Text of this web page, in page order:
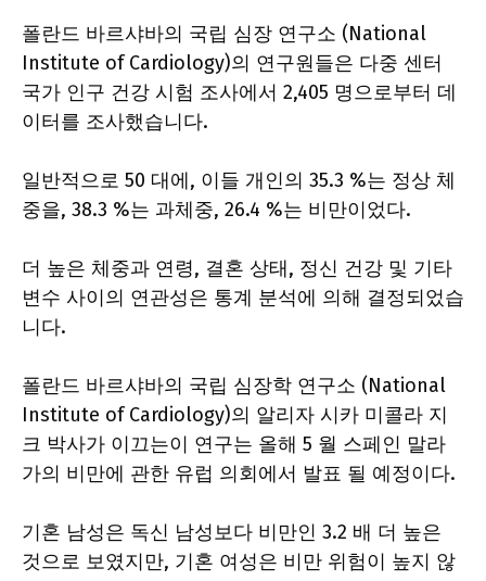
폴란드 바르샤바의 국립 심장 연구소 (National
Institute of Cardiology)의 연구원들은 다중 센터
국가 인구 건강 시험 조사에서 2,405 명으로부터 데
이터를 조사했습니다.
일반적으로 50 대에, 이들 개인의 35.3 %는 정상 체
중을, 38.3 %는 과체중, 26.4 %는 비만이었다.
더 높은 체중과 연령, 결혼 상태, 정신 건강 및 기타
변수 사이의 연관성은 통계 분석에 의해 결정되었습
니다.
폴란드 바르샤바의 국립 심장학 연구소 (National
Institute of Cardiology)의 알리자 시카 미콜라 지
크 박사가 이끄는이 연구는 올해 5 월 스페인 말라
가의 비만에 관한 유럽 의회에서 발표 될 예정이다.
기혼 남성은 독신 남성보다 비만인 3.2 배 더 높은
것으로 보였지만, 기혼 여성은 비만 위험이 높지 않